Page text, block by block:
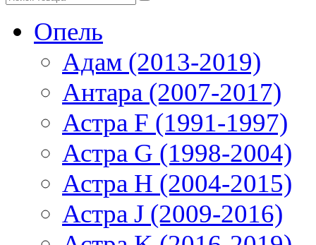
Опель
Адам (2013-2019)
Антара (2007-2017)
Астра F (1991-1997)
Астра G (1998-2004)
Астра H (2004-2015)
Астра J (2009-2016)